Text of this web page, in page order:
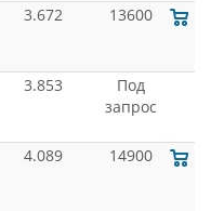
3.672 13600
3.853
Под
запрос
4.089 14900